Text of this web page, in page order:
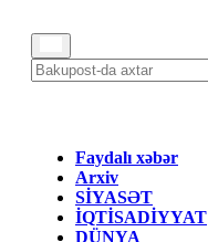
Faydalı xəbər
Arxiv
SİYASƏT
İQTİSADİYYAT
DÜNYA